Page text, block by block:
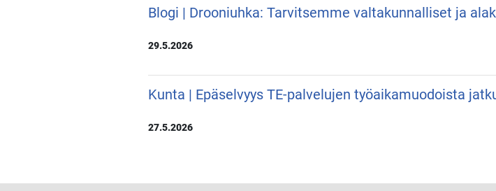
Blogi | Drooniuhka: Tarvitsemme valtakunnalliset ja
29.5.2026
Kunta | Epäselvyys TE-palvelujen työaikamuodoista
27.5.2026